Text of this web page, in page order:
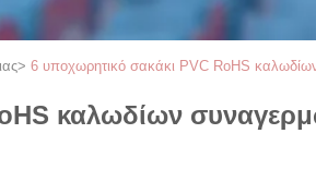
> 6 υποχωρητικό σακάκι PVC RoHS
καλωδίων